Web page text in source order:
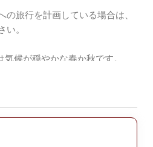
旅行を計画している場合は、
。
候が穏やかな春か秋です。
のホステルもあります。